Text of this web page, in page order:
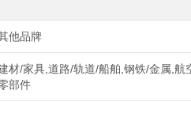
他品牌
材/家具,道路/轨道/船舶,钢铁/金属,航
部件